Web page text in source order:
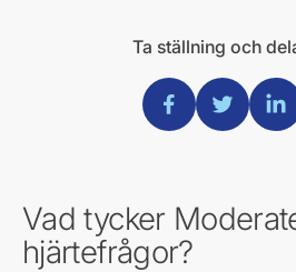
Ta ställning och
Dela via Facebook
Dela viaDela
Vad tycker
hjärtefrågor?